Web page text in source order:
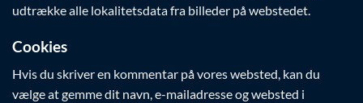
udtrække alle lokalitetsdata fra billeder på webstedet.
Cookies
Hvis du skriver en kommentar på vores websted, kan du
vælge at gemme dit navn, e-mailadresse og websted i